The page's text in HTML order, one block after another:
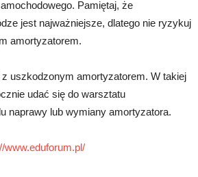
Pamiętaj, że
jest najważniejsze, dlatego nie ryzykuj
amortyzatorem.
uszkodzonym amortyzatorem. W takiej
udać się do warsztatu
naprawy lub wymiany amortyzatora.
www.eduforum.pl/